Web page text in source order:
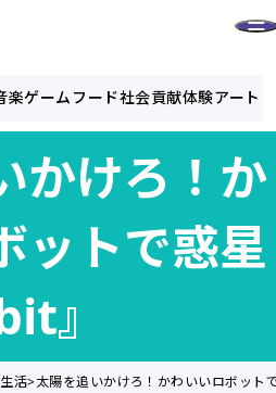
楽ゲーム フード社会貢献体験アート
かけろ！か
ットで惑星
』
活 太陽を追いかけろ！かわいいロボット